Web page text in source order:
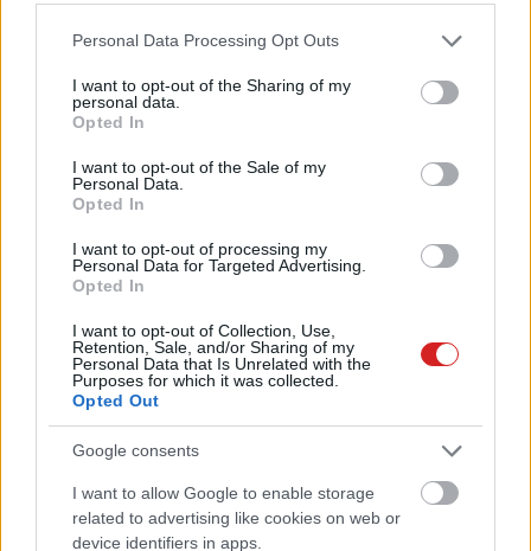
Please note that this website/app uses one or more Google
not limited to your visit or usage behaviour. You may click to
grant or deny consent to Google and its third-party tags to
use your data for below specified purposes in below Google
consent section.
Personal Data Processing Opt Outs
I want to opt-out of the Sharing of my
personal data.
Opted In
I want to opt-out of the Sale of my
Personal Data.
Opted In
I want to opt-out of processing my
Personal Data for Targeted Advertising.
Opted In
I want to opt-out of Collection, Use,
Retention, Sale, and/or Sharing of my
Personal Data that Is Unrelated with the
Purposes for which it was collected.
Opted Out
Google consents
I want to allow Google to enable storage
related to advertising like cookies on web or
device identifiers in apps.
Így oldhatná meg az AR-
headsetek egyik nagy problémáját
az Apple
fejlesztését az Apple